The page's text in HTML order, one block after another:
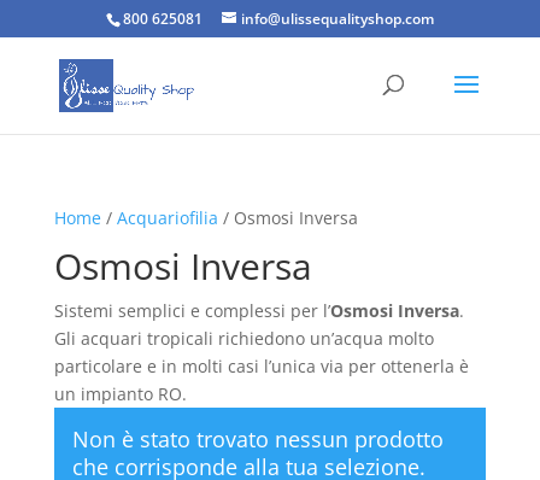
800 625081 info@ulissequalityshop.com
Home/ Acquariofilia / Osmosi Inversa
Osmosi Inversa
Sistemi semplici e complessi per l’Osmosi Inversa.
Gli acquari tropicali richiedono un’acqua molto
particolare e in molti casi l’unica via per ottenerla è
un impianto RO.
Non è stato trovato nessun prodotto
che corrisponde alla tua selezione.